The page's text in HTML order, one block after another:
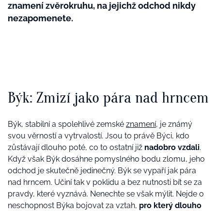
znamení zvěrokruhu, na jejichž odchod nikdy
nezapomenete.
Býk: Zmizí jako pára nad hrncem
Býk, stabilní a spolehlivé zemské znamení, je známý
svou věrností a vytrvalostí. Jsou to právě Býci, kdo
zůstávají dlouho poté, co to ostatní již nadobro vzdali.
Když však Býk dosáhne pomyslného bodu zlomu, jeho
odchod je skutečně jedinečný. Býk se vypaří jak pára
nad hrncem. Učiní tak v poklidu a bez nutnosti bít se za
pravdy, které vyznává. Nenechte se však mýlit. Nejde o
neschopnost Býka bojovat za vztah, pro který dlouho